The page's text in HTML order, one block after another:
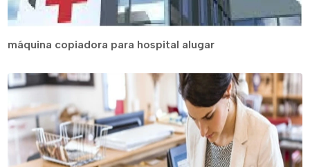
máquina copiadora para hospital alugar